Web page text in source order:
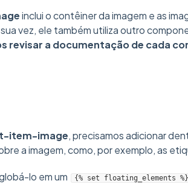
inclui o contêiner da imagem e as
vez, ele também utiliza outro
revisar a documentação de cada
item-image, precisamos adicionar
a imagem, como, por exemplo, as
lo em um {% set floating_elements %}